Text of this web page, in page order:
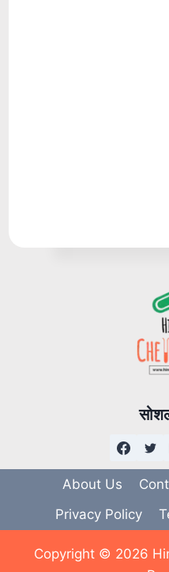
About Us
Privacy Policy
Copyright © 2026